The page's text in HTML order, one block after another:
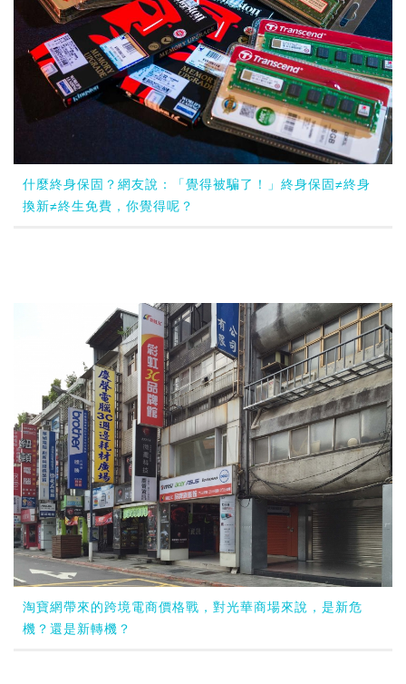
什麼終身保固？網友說：「覺得被騙了！」終身保固≠終身
換新≠終生免費，你覺得呢？
淘寶網帶來的跨境電商價格戰，對光華商場來說，是新危
機？還是新轉機？